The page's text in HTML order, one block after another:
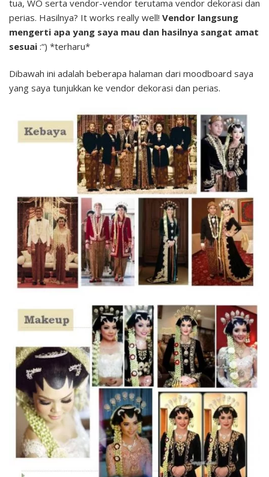
tua, WO serta vendor-vendor terutama vendor dekorasi dan
perias. Hasilnya? It works really well! Vendor langsung
mengerti apa yang saya mau dan hasilnya sangat amat
sesuai :“) *terharu*
Dibawah ini adalah beberapa halaman dari moodboard saya
yang saya tunjukkan ke vendor dekorasi dan perias.